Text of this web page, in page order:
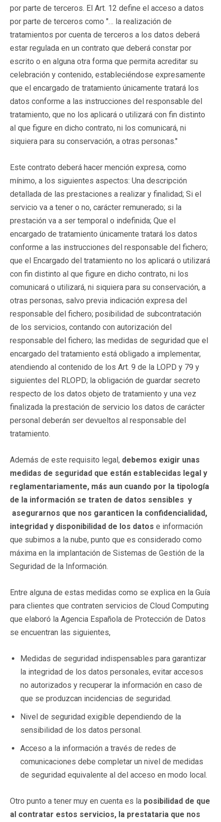
por parte de terceros. El Art. 12 define el acceso a datos
por parte de terceros como "… la realización de
tratamientos por cuenta de terceros a los datos deberá
estar regulada en un contrato que deberá constar por
escrito o en alguna otra forma que permita acreditar su
celebración y contenido, estableciéndose expresamente
que el encargado de tratamiento únicamente tratará los
datos conforme a las instrucciones del responsable del
tratamiento, que no los aplicará o utilizará con fin distinto
al que figure en dicho contrato, ni los comunicará, ni
siquiera para su conservación, a otras personas."
Este contrato deberá hacer mención expresa, como
mínimo, a los siguientes aspectos: Una descripción
detallada de las prestaciones a realizar y finalidad; Si el
servicio va a tener o no, carácter remunerado; si la
prestación va a ser temporal o indefinida; Que el
encargado de tratamiento únicamente tratará los datos
conforme a las instrucciones del responsable del fichero;
que el Encargado del tratamiento no los aplicará o utilizará
con fin distinto al que figure en dicho contrato, ni los
comunicará o utilizará, ni siquiera para su conservación, a
otras personas, salvo previa indicación expresa del
responsable del fichero; posibilidad de subcontratación
de los servicios, contando con autorización del
responsable del fichero; las medidas de seguridad que el
encargado del tratamiento está obligado a implementar,
atendiendo al contenido de los Art. 9 de la LOPD y 79 y
siguientes del RLOPD; la obligación de guardar secreto
respecto de los datos objeto de tratamiento y una vez
finalizada la prestación de servicio los datos de carácter
personal deberán ser devueltos al responsable del
tratamiento.
Además de este requisito legal, debemos exigir unas
medidas de seguridad que están establecidas legal y
reglamentariamente, más aun cuando por la tipología
de la información se traten de datos sensibles y
asegurarnos que nos garanticen la confidencialidad,
integridad y disponibilidad de los datos e información
que subimos a la nube, punto que es considerado como
máxima en la implantación de Sistemas de Gestión de la
Seguridad de la Información.
Entre alguna de estas medidas como se explica en la Guía
para clientes que contraten servicios de Cloud Computing
que elaboró la Agencia Española de Protección de Datos
se encuentran las siguientes,
Medidas de seguridad indispensables para garantizar
la integridad de los datos personales, evitar accesos
no autorizados y recuperar la información en caso de
que se produzcan incidencias de seguridad.
Nivel de seguridad exigible dependiendo de la
sensibilidad de los datos personal.
Acceso a la información a través de redes de
comunicaciones debe completar un nivel de medidas
de seguridad equivalente al del acceso en modo local.
Otro punto a tener muy en cuenta es la posibilidad de que
al contratar estos servicios, la prestataria que nos